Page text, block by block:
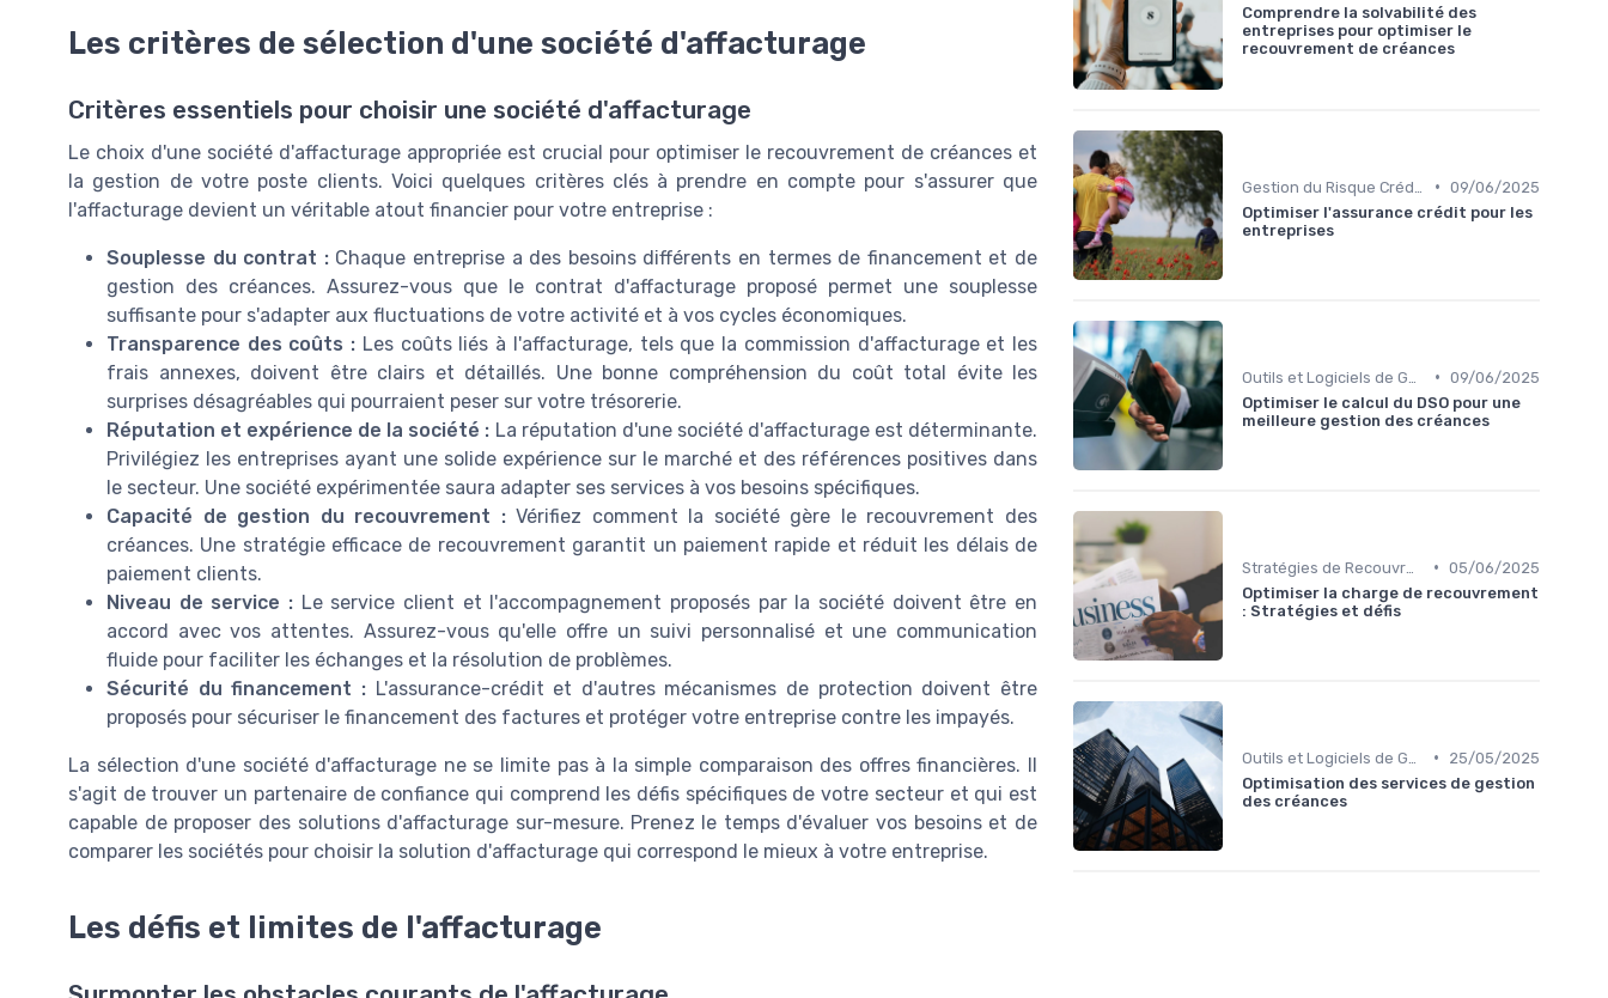
Les critères de sélection d'une société d'affacturage
Critères essentiels pour choisir une société d'affacturage
Le choix d'une société d'affacturage appropriée est crucial pour optimiser le recouvrement de créances et
la gestion de votre poste clients. Voici quelques critères clés à prendre en compte pour s'assurer que
l'affacturage devient un véritable atout financier pour votre entreprise :
Souplesse du contrat :Chaque entreprise a des besoins différents en termes de financement et de
gestion des créances. Assurez-vous que le contrat d'affacturage proposé permet une souplesse
suffisante pour s'adapter aux fluctuations de votre activité et à vos cycles économiques.
Transparence des coûts : Les coûts liés à l'affacturage, tels que la commission d'affacturage et les
frais annexes, doivent être clairs et détaillés. Une bonne compréhension du coût total évite les
surprises désagréables qui pourraient peser sur votre trésorerie.
Réputation et expérience de la société : La réputation d'une société d'affacturage est déterminante.
Privilégiez les entreprises ayant une solide expérience sur le marché et des références positives dans
le secteur. Une société expérimentée saura adapter ses services à vos besoins spécifiques.
Capacité de gestion du recouvrement :Vérifiez comment la société gère le recouvrement des
créances. Une stratégie efficace de recouvrement garantit un paiement rapide et réduit les délais de
paiement clients.
Niveau de service : Le service client et l'accompagnement proposés par la société doivent être en
accord avec vos attentes. Assurez-vous qu'elle offre un suivi personnalisé et une communication
fluide pour faciliter les échanges et la résolution de problèmes.
Sécurité du financement :L'assurance-crédit et d'autres mécanismes de protection doivent être
proposés pour sécuriser le financement des factures et protéger votre entreprise contre les impayés.
La sélection d'une société d'affacturage ne se limite pas à la simple comparaison des offres financières. Il
s'agit de trouver un partenaire de confiance qui comprend les défis spécifiques de votre secteur et qui est
capable de proposer des solutions d'affacturage sur-mesure. Prenez le temps d'évaluer vos besoins et de
comparer les sociétés pour choisir la solution d'affacturage qui correspond le mieux à votre entreprise.
Les défis et limites de l'affacturage
Comprendre la solvabilité des
entreprises pour optimiser le
recouvrement de créances
• 09/06/2025
Optimiser l'assurance crédit pour les
entreprises
• 09/06/2025
Optimiser le calcul du DSO pour une
meilleure gestion des créances
• 05/06/2025
Optimiser la charge de recouvrement
: Stratégies et défis
•
25/05/2025
Optimisation des services de gestion
des créances